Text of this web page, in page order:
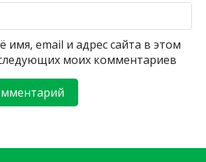
имя, email и адрес сайта в этом
моих комментариев